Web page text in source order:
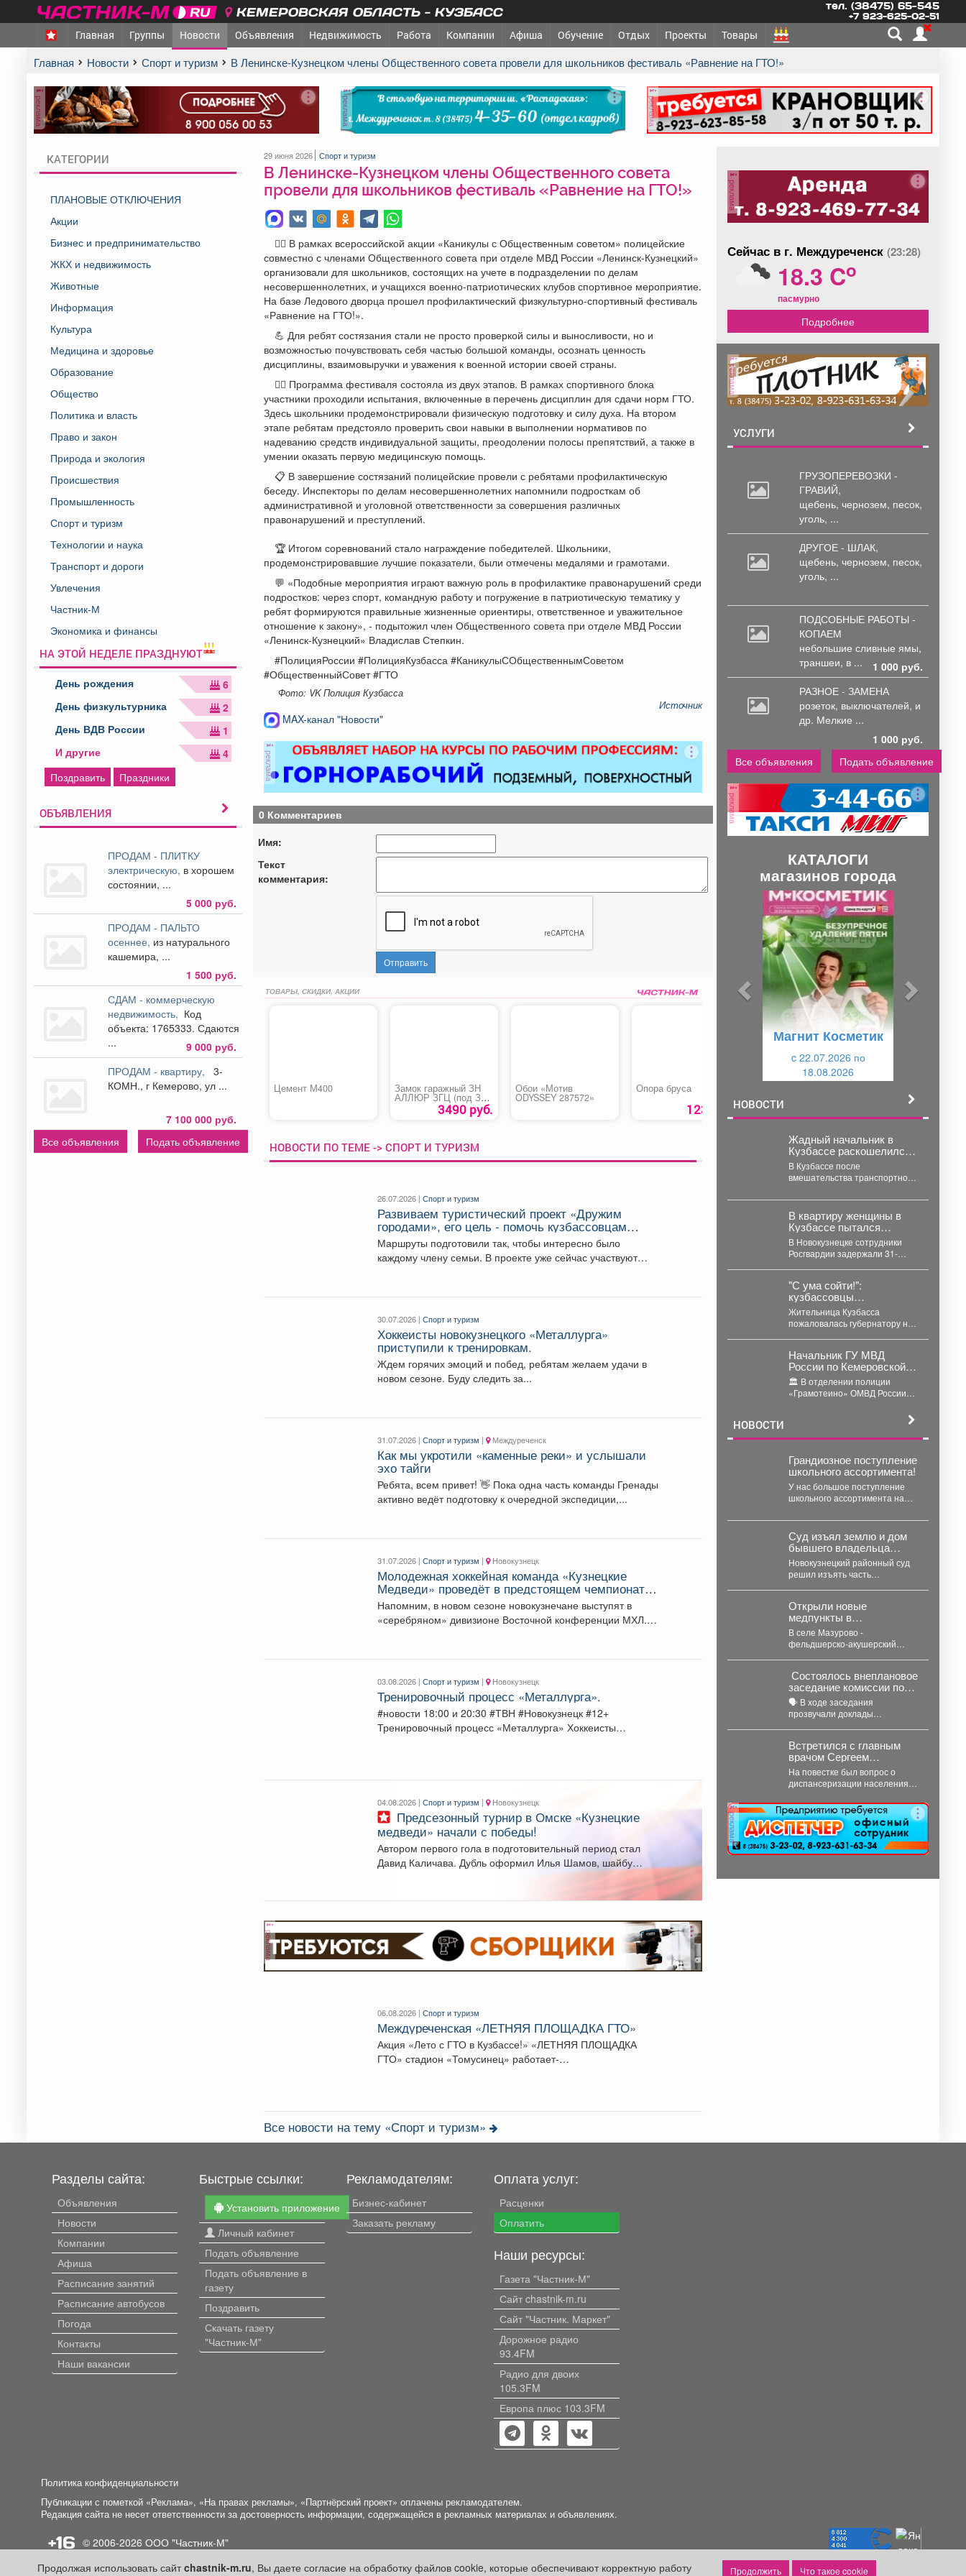
КЕМЕРОВСКАЯ ОБЛАСТЬ - КУЗБАСС тел. (38475) 65-545
+7 923-625-02-51
Главная Группы Новости Объявления Недвижимость Работа Компании Афиша Обучение Отдых Проекты Товары
Главная Новости Спорт и туризм В Ленинске-Кузнецком члены Общественного совета провели для школьников фестиваль «Равнение на ГТО!»
реклама реклама реклама
КАТЕГОРИИ
ПЛАНОВЫЕ ОТКЛЮЧЕНИЯ
Акции
Бизнес и предпринимательство
ЖКХ и недвижимость
Животные
Информация
Культура
Медицина и здоровье
Образование
Общество
Политика и власть
Право и закон
Природа и экология
Происшествия
Промышленность
Спорт и туризм
Технологии и наука
Транспорт и дороги
Увлечения
Частник-М
Экономика и финансы
НА ЭТОЙ НЕДЕЛЕ ПРАЗДНУЮТ
День рождения
6
День физкультурника
2
День ВДВ России
1
И другие
4
Поздравить
Праздники
ОБЪЯВЛЕНИЯ
ПРОДАМ - ПЛИТКУ
электрическую, в хорошем
состоянии, ...
5 000 руб.
ПРОДАМ - ПАЛЬТО
осеннее, из натурального
кашемира, ...
1 500 руб.
СДАМ - коммерческую
недвижимость, Код
объекта: 1765333. Сдаются
...
9 000 руб.
ПРОДАМ - квартиру,
3-
КОМН., г Кемерово, ул ...
7 100 000 руб.
Все объявления
Подать объявление
29 июня 2026 Спорт и туризм
В Ленинске-Кузнецком члены Общественного совета
провели для школьников фестиваль «Равнение на ГТО!»
👮‍♂️ В рамках всероссийской акции «Каникулы с Общественным советом» полицейские
совместно с членами Общественного совета при отделе МВД России «Ленинск-Кузнецкий»
организовали для школьников, состоящих на учете в подразделении по делам
несовершеннолетних, и учащихся военно-патриотических клубов спортивное мероприятие.
На базе Ледового дворца прошел профилактический физкультурно-спортивный фестиваль
«Равнение на ГТО!».
💪 Для ребят состязания стали не просто проверкой силы и выносливости, но и
возможностью почувствовать себя частью большой команды, осознать ценность
дисциплины, взаимовыручки и уважения к военной истории своей страны.
🏃‍♂️ Программа фестиваля состояла из двух этапов. В рамках спортивного блока
участники проходили испытания, включенные в перечень дисциплин для сдачи норм ГТО.
Здесь школьники продемонстрировали физическую подготовку и силу духа. На втором
этапе ребятам предстояло проверить свои навыки в выполнении нормативов по
надеванию средств индивидуальной защиты, преодолении полосы препятствий, а также в
умении оказать первую медицинскую помощь.
📋 В завершение состязаний полицейские провели с ребятами профилактическую
беседу. Инспекторы по делам несовершеннолетних напомнили подросткам об
административной и уголовной ответственности за совершения различных
правонарушений и преступлений.
🏆 Итогом соревнований стало награждение победителей. Школьники,
продемонстрировавшие лучшие показатели, были отмечены медалями и грамотами.
💬 «Подобные мероприятия играют важную роль в профилактике правонарушений среди
подростков: через спорт, командную работу и погружение в патриотическую тематику у
ребят формируются правильные жизненные ориентиры, ответственное и уважительное
отношение к закону», - подытожил член Общественного совета при отделе МВД России
«Ленинск-Кузнецкий» Владислав Степкин.
#ПолицияРоссии #ПолицияКузбасса #КаникулыСОбщественнымСоветом
#ОбщественныйСовет #ГТО
Фото: VK Полиция Кузбасса
Источник
MAX-канал "Новости"
реклама
0 Комментариев
Имя:
Текст
комментария:
Отправить
ТОВАРЫ, СКИДКИ, АКЦИИ
Цемент М400 Замок гаражный ЗН
АЛЛЮР ЗГЦ (под ЗГЦ
- 02 Киров)3490 руб.
Обои «Мотив
ODYSSEY 287572»
Опора бруса
123 руб.
НОВОСТИ ПО ТЕМЕ -> СПОРТ И ТУРИЗМ
26.07.2026 |Спорт и туризм
Развиваем туристический проект «Дружим
городами», его цель - помочь кузбассовцам
лучше узнать родной край.
Маршруты подготовили так, чтобы интересно было
каждому члену семьи. В проекте уже сейчас участвуют
30.07.2026 |Спорт и туризм
Хоккеисты новокузнецкого «Металлурга»
приступили к тренировкам.
Ждем горячих эмоций и побед, ребятам желаем удачи в
новом сезоне. Буду следить за...
31.07.2026 |Спорт и туризм | Междуреченск
Как мы укротили «каменные реки» и услышали
эхо тайги
Ребята, всем привет! 👋 Пока одна часть команды Гренады
активно ведёт подготовку к очередной экспедиции,...
31.07.2026 |Спорт и туризм | Новокузнецк
Молодежная хоккейная команда «Кузнецкие
Медведи» проведёт в предстоящем чемпионате
МХЛ 54 матча.
Напомним, в новом сезоне новокузнечане выступят в
«серебряном» дивизионе Восточной конференции МХЛ.
03.08.2026 |Спорт и туризм | Новокузнецк
Тренировочный процесс «Металлурга».
#новости 18:00 и 20:30 #ТВН #Новокузнецк #12+
Тренировочный процесс «Металлурга» Хоккеисты
04.08.2026 |Спорт и туризм | Новокузнецк
медведи» начали с победы!
Автором первого гола в подготовительный период стал
Давид Каличава. Дубль оформил Илья Шамов, шайбу
реклама
06.08.2026 |Спорт и туризм
Междуреченская «ЛЕТНЯЯ ПЛОЩАДКА ГТО»
Акция «Лето с ГТО в Кузбассе!» «ЛЕТНЯЯ ПЛОЩАДКА
ГТО» стадион «Томусинец» работает-
Все новости на тему «Спорт и туризм»
реклама
Сейчас в г. Междуреченск (23:28)
18.3 Co
пасмурно
Подробнее
реклама
УСЛУГИ
ГРУЗОПЕРЕВОЗКИ -
ГРАВИЙ,
щебень, чернозем, песок,
уголь, ...
ДРУГОЕ - ШЛАК,
щебень, чернозем, песок,
уголь, ...
ПОДСОБНЫЕ РАБОТЫ -
КОПАЕМ
небольшие сливные ямы,
траншеи, в ...
1 000 руб.
РАЗНОЕ - ЗАМЕНА
розеток, выключателей, и
др. Мелкие ...
1 000 руб.
Все объявления
Подать объявление
реклама
КАТАЛОГИ
магазинов города
Магнит Косметик
c 22.07.2026 по
18.08.2026
НОВОСТИ
Жадный начальник в
Кузбассе раскошелился
после визита прокурора
В Кузбассе после
вмешательства транспортной
объекте в Белове получили
более 226...
В квартиру женщины в
Кузбассе пытался
пробраться незнакомец -
подробности
В Новокузнецке сотрудники
Росгвардии задержали 31-
квартиру незнакомой...
"С ума сойти!":
кузбассовцы
возмутились ценами на
картофель - власти
ответили
Жительница Кузбасса
пожаловалась губернатору на
продается...
Начальник ГУ МВД
России по Кемеровской
области - Кузбассу
Геннадий Корниенко
проверил работу
МВД России «Беловский»
🏛️ В отделении полиции
«Грамотеино» ОМВД России
проверил ведение...
НОВОСТИ
Грандиозное поступление
школьного ассортимента!
У нас большое поступление
школьного ассортимента на
и детская одежда...
Суд изъял землю и дом
бывшего владельца
шахты «Инская» в счёт
долга
Новокузнецкий районный суд
решил изъять часть
областного...
Открыли новые
медпункты в
Кемеровском
муниципальном округе.
В селе Мазурово -
фельдшерско-акушерский
модульных...
Состоялось внеплановое
заседание комиссии по
предупреждению и
ликвидации
чрезвычайных ситуаций
и пожарной безопасности
🗣️ В ходе заседания
прозвучали доклады
МЧС и мысковского
Водоканала. ...
Встретился с главным
врачом Сергеем
Валерьевичем
Рыбниковым.
На повестке был вопрос о
диспансеризации населения
чтобы увеличить охват
жителей:...
реклама
Продолжая использовать сайтchastnik-m.ru, Вы даете согласие на обработку файлов cookie, которые обеспечивают корректную работу
Что такое cookie
Разделы сайта:
Объявления
Новости
Компании
Афиша
Расписание занятий
Расписание автобусов
Погода
Контакты
Наши вакансии
Быстрые ссылки:
Установить приложение
Личный кабинет
Подать объявление
Подать объявление в
газету
Поздравить
Скачать газету
"Частник-М"
Рекламодателям:
Бизнес-кабинет
Заказать рекламу
Оплата услуг:
Расценки
Оплатить
Наши ресурсы:
Газета "Частник-М"
Сайт chastnik-m.ru
Сайт "Частник. Маркет"
Дорожное радио
93.4FM
Радио для двоих
105.3FM
Европа плюс 103.3FM
Политика конфиденциальности
Публикации с пометкой «Реклама», «На правах рекламы», «Партнёрский проект» оплачены рекламодателем.
Редакция сайта не несет ответственности за достоверность информации, содержащейся в рекламных материалах и объявлениях.
+16 © 2006-2026 ООО "Частник-М"